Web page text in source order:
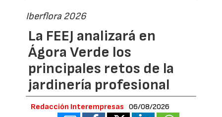
Iberflora 2026
La FEEJ analizará en
Ágora Verde los
principales retos de la
jardinería profesional
Redacción Interempresas 06/08/2026